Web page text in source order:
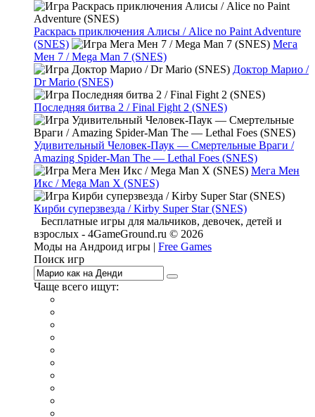
Раскрась приключения Алисы / Alice no Paint Adventure
(SNES)
Мега
Мен 7 / Mega Man 7 (SNES)
Доктор Марио /
Dr Mario (SNES)
Последняя битва 2 / Final Fight 2 (SNES)
Удивительный Человек-Паук — Смертельные Враги /
Amazing Spider-Man The — Lethal Foes (SNES)
Мега Мен
Икс / Mega Man X (SNES)
Кирби суперзвезда / Kirby Super Star (SNES)
Бесплатные игры для мальчиков, девочек, детей и
взрослых - 4GameGround.ru © 2026
Моды на Андроид игры | Free Games
Поиск игр
Чаще всего ищут: